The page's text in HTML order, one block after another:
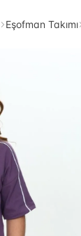
Eşofman Takımı